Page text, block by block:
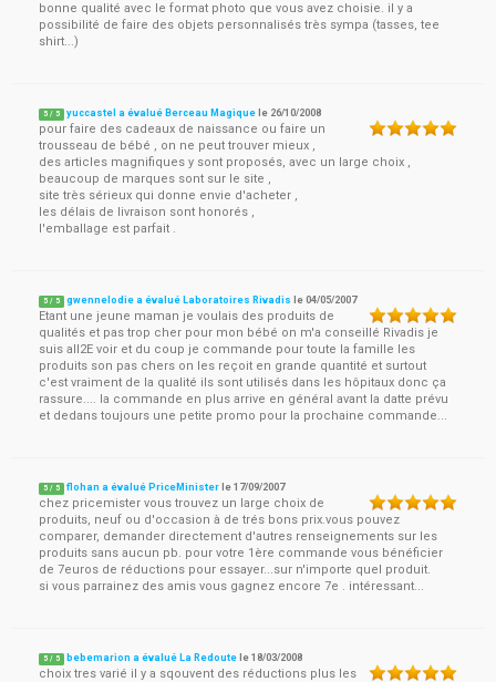
bonne qualité avec le format photo que vous avez choisie. il y a
possibilité de faire des objets personnalisés très sympa (tasses, tee
shirt...)
5 / 5 yuccastel a évalué Berceau Magique le 26/10/2008
pour faire des cadeaux de naissance ou faire un
trousseau de bébé , on ne peut trouver mieux ,
des articles magnifiques y sont proposés, avec un large choix ,
beaucoup de marques sont sur le site ,
site très sérieux qui donne envie d'acheter ,
les délais de livraison sont honorés ,
l'emballage est parfait .
5 / 5 gwennelodie a évalué Laboratoires Rivadis le04/05/2007
Etant une jeune maman je voulais des produits de
qualités et pas trop cher pour mon bébé on m'a conseillé Rivadis je
suis all2E voir et du coup je commande pour toute la famille les
produits son pas chers on les reçoit en grande quantité et surtout
c'est vraiment de la qualité ils sont utilisés dans les hôpitaux donc ça
rassure.... la commande en plus arrive en général avant la datte prévu
et dedans toujours une petite promo pour la prochaine commande...
5 / 5 flohan a évalué PriceMinister le17/09/2007
chez pricemister vous trouvez un large choix de
produits, neuf ou d'occasion à de trés bons prix.vous pouvez
comparer, demander directement d'autres renseignements sur les
produits sans aucun pb. pour votre 1ère commande vous bénéficier
de 7euros de réductions pour essayer...sur n'importe quel produit.
si vous parrainez des amis vous gagnez encore 7e . intéressant...
5 / 5 bebemarion a évalué La Redoute le18/03/2008
choix tres varié il y a sqouvent des réductions plus les